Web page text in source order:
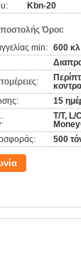
Kbn-20
Όροι:
min: 600 κλ
15
T/T, L/
500